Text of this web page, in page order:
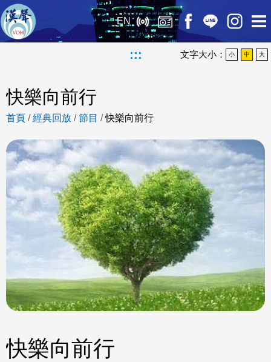
EN
::: 文字大小： 小 中 大
快樂向前行
首頁 /經典回放 /節目 /快樂向前行
快樂向前行